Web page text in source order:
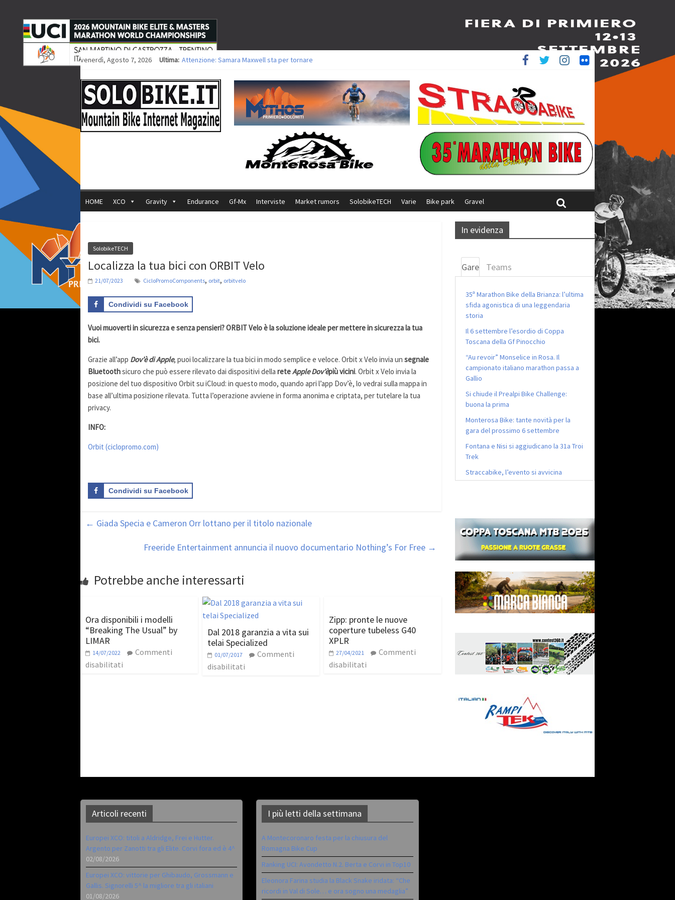
venerdì, Agosto 7, 2026 Ultima: Attenzione: Samara Maxwell sta per tornare
Europei XCO: vittorie per Ghibaudo, Grossmann e Gallis. Signorelli 5^ la migliore tra gli italiani
35ª Marathon Bike della Brianza: l’ultima sfida agonistica di una leggendaria storia
Europei MTB: il Team Relay firma il secondo argento azzurro a Monteceneri
HOME XCO Gravity Endurance Gf-Mx Interviste Market rumors SolobikeTECH Varie Bike park Gravel
SolobikeTECH
Localizza la tua bici con ORBIT Velo
21/07/2023 CicloPromoComponents, orbit, orbitvelo
Condividi su Facebook
Vuoi muoverti in sicurezza e senza pensieri? ORBIT Veloè la soluzione ideale per mettere in sicurezza la tua
bici.
Grazie all’app Dov’è di Apple, puoi localizzare la tua bici in modo semplice e veloce. Orbit x Velo invia un segnale
Bluetoothsicuro che può essere rilevato dai dispositivi della reteApple Dov’èpiù vicini. Orbit x Velo invia la
posizione del tuo dispositivo Orbit su iCloud: in questo modo, quando apri l’app Dov’è, lo vedrai sulla mappa in
base all’ultima posizione rilevata. Tutta l’operazione avviene in forma anonima e criptata, per tutelare la tua
privacy.
INFO:
Orbit (ciclopromo.com)
Condividi su Facebook
← Giada Specia e Cameron Orr lottano per il titolo nazionale
Freeride Entertainment annuncia il nuovo documentario Nothing’s For Free →
Potrebbe anche interessarti
Ora disponibili i modelli
“Breaking The Usual” by
LIMAR
14/07/2022
Commenti
disabilitati
Dal 2018 garanzia a vita sui
telai Specialized
01/07/2017
Commenti
disabilitati
Zipp: pronte le nuove
coperture tubeless G40
XPLR
27/04/2021
Commenti
disabilitati
In evidenza
Gare Teams
35ª Marathon Bike della Brianza: l’ultima
sfida agonistica di una leggendaria
storia
Il 6 settembre l’esordio di Coppa
Toscana della Gf Pinocchio
“Au revoir” Monselice in Rosa. Il
campionato italiano marathon passa a
Gallio
Si chiude il Prealpi Bike Challenge:
buona la prima
Monterosa Bike: tante novità per la
gara del prossimo 6 settembre
Fontana e Nisi si aggiudicano la 31a Troi
Trek
Straccabike, l’evento si avvicina
Articoli recenti
Europei XCO: titoli a Aldridge, Frei e Hutter.
Argento per Zanotti tra gli Elite. Corvi fora ed è 4^
02/08/2026
Europei XCO: vittorie per Ghibaudo, Grossmann e
Gallis. Signorelli 5^ la migliore tra gli italiani
01/08/2026
I più letti della settimana
A Montecoronaro festa per la chiusura del
Romagna Bike Cup
Ranking UCI: Avondetto N.2. Berta e Corvi in Top10
Eleonora Farina studia la Black Snake iridata: “Che
ricordi in Val di Sole… e ora sogno una medaglia”